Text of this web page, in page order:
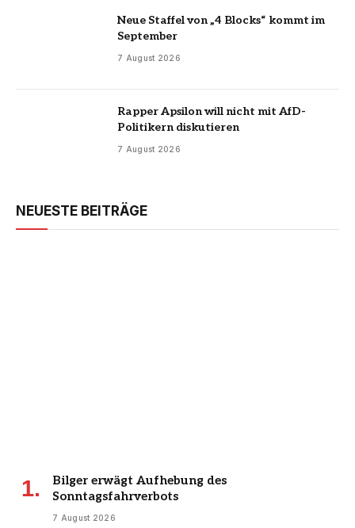
Neue Staffel von „4 Blocks“ kommt im
September
7 August 2026
Rapper Apsilon will nicht mit AfD-
Politikern diskutieren
7 August 2026
NEUESTE BEITRÄGE
Bilger erwägt Aufhebung des
Sonntagsfahrverbots
7 August 2026